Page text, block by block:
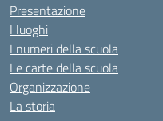
Presentazione
I luoghi
I numeri della scuola
Le carte della scuola
Organizzazione
La storia